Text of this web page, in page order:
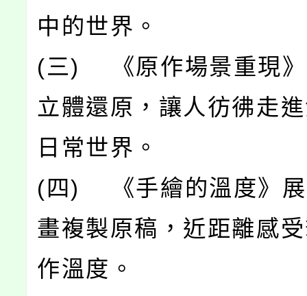
中的世界。
(三) 《原作場景重現》
立體還原，讓人彷彿走
日常世界。
(四) 《手繪的溫度》展
畫複製原稿，近距離感
作溫度。